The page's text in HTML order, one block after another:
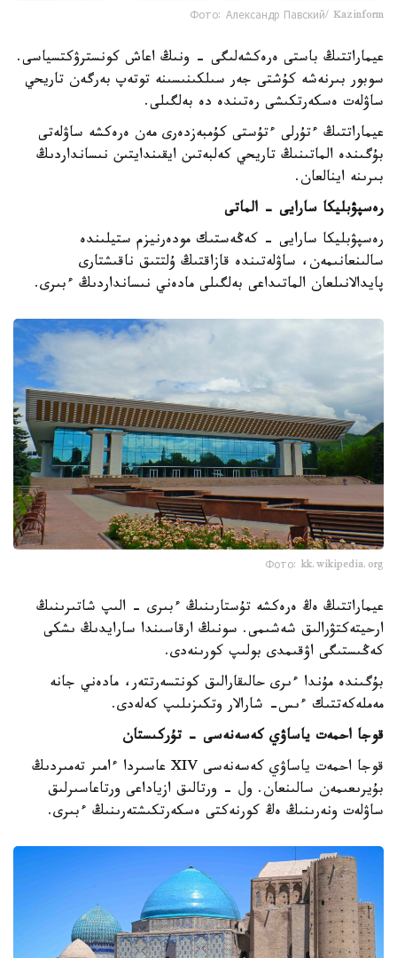
Фото: Александр Павский/ Kazinform
عيماراتتىڭ باستى ەرەكشەلىگى - ونىڭ اعاش كونسترۋكتسياسى.
سوبور بىرنەشە كۇشتى جەر سىلكىنىسىنە توتەپ بەرگەن تاريحي
ساۋلەت ەسكەرتكىشى رەتىندە دە بەلگىلى.
عيماراتتىڭ ءتۇرلى ءتۇستى كۇمبەزدەرى مەن ەرەكشە ساۋلەتى
بۇگىندە الماتىنىڭ تاريحي كەلبەتىن ايقىندايتىن نىسانداردىڭ
بىرىنە اينالعان.
رەسپۋبليكا سارايى - الماتى
رەسپۋبليكا سارايى - كەڭەستىك مودەرنيزم ستيلىندە
سالىنعانىمەن، ساۋلەتىندە قازاقتىڭ ۇلتتىق ناقىشتارى
پايدالانىلعان الماتىداعى بەلگىلى مادەني نىسانداردىڭ ءبىرى.
Фото: kk.wikipedia.org
عيماراتتىڭ ەڭ ەرەكشە تۇستارىنىڭ ءبىرى - الىپ شاتىرىنىڭ
ارحيتەكتۋرالىق شەشىمى. سونىڭ ارقاسىندا سارايدىڭ ىشكى
كەڭىستىگى اۋقىمدى بولىپ كورىنەدى.
بۇگىندە مۇندا ءىرى حالىقارالىق كونتسەرتتەر، مادەني جانە
مەملەكەتتىك ءىس- شارالار وتكىزىلىپ كەلەدى.
قوجا احمەت ياساۋي كەسەنەسى - تۇركىستان
قوجا احمەت ياساۋي كەسەنەسى XIV عاسىردا ءامىر تەمىردىڭ
بۇيرىعىمەن سالىنعان. ول - ورتالىق ازياداعى ورتاعاسىرلىق
ساۋلەت ونەرىنىڭ ەڭ كورنەكتى ەسكەرتكىشتەرىنىڭ ءبىرى.